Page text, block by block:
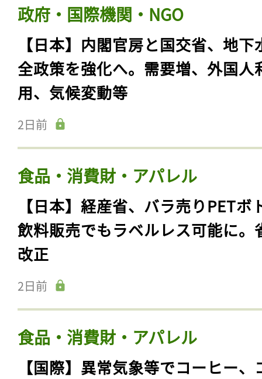
政府・国際機関・NGO
【日本】内閣官房と国交省、地下
全政策を強化へ。需要増、外国人
用、気候変動等
2日前
食品・消費財・アパレル
【日本】経産省、バラ売りPETボ
飲料販売でもラベルレス可能に。
改正
2日前
食品・消費財・アパレル
【国際】異常気象等でコーヒー、